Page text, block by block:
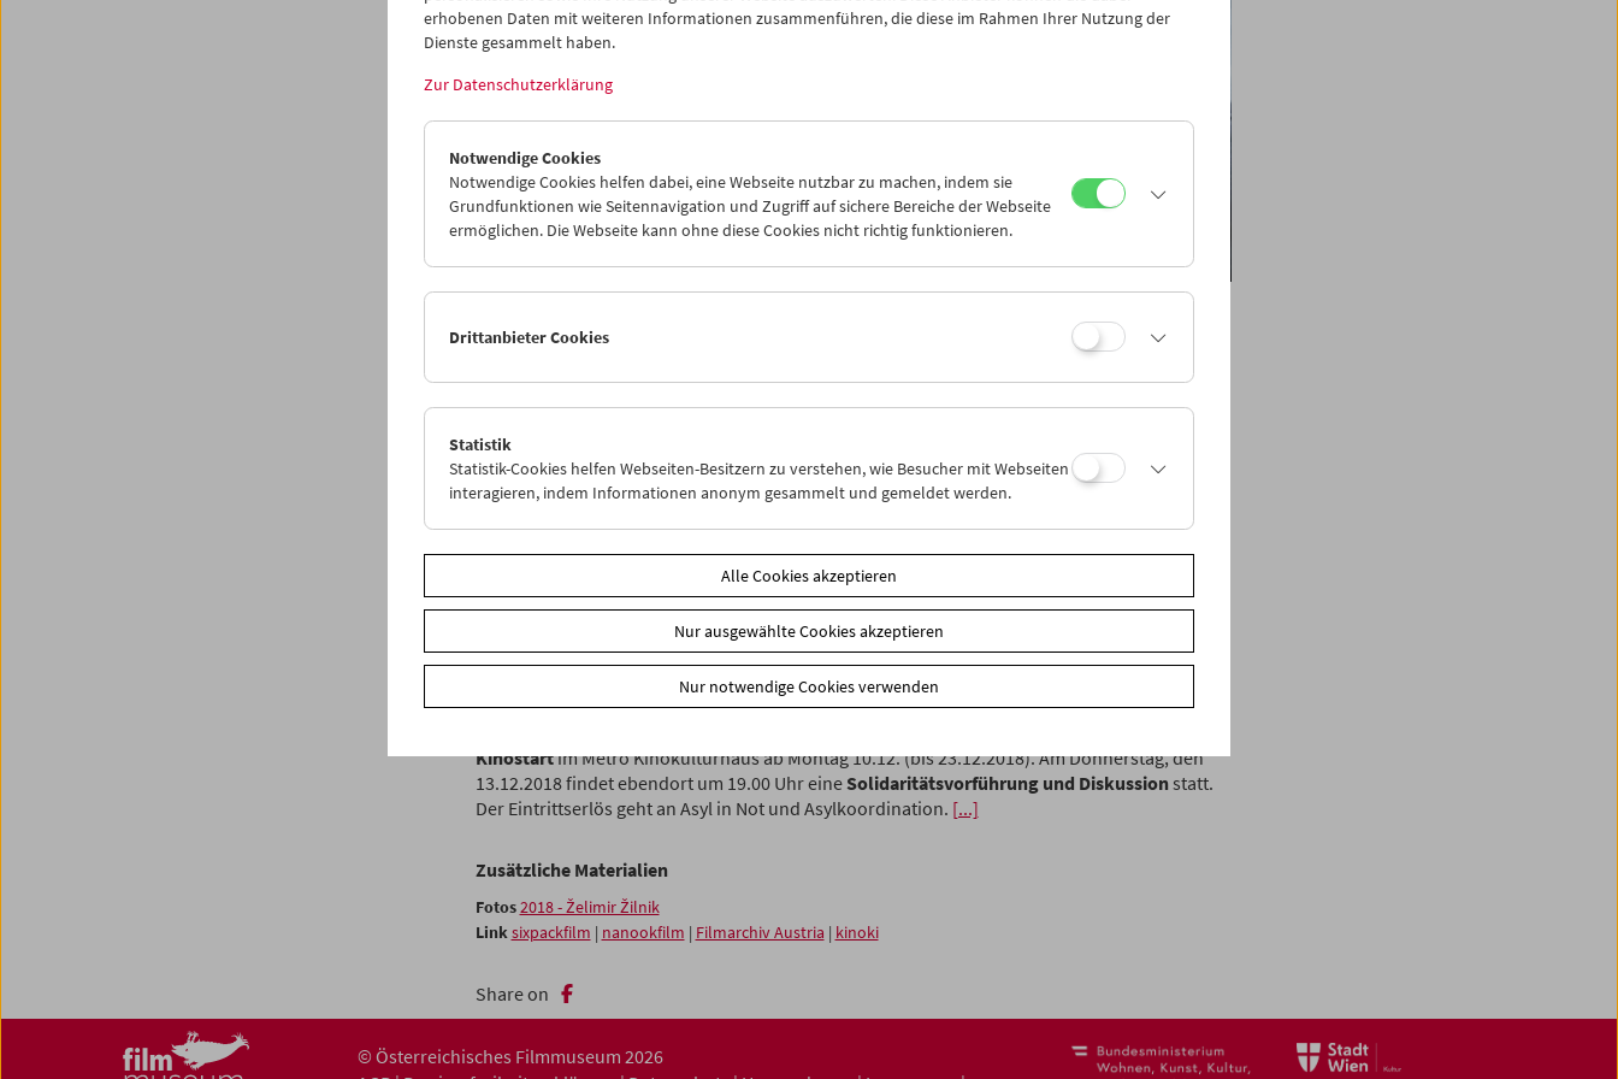
"Das schönste Land der Welt" von Želimir Žilnik
9. Dezember 2018
Želimir Žilnik, ein Vertreter der sogenannten "Schwarzen Welle" des früheren Jugoslawiens,
präsentiert seinen neuen Film. In Wien gedreht folgt er einer Gruppe junger Geflüchteter und
ihren Geschichten. Das Drehbuch hat Žilnik gemeinsam mit den Protagonist/innen entwickelt:
politisches Kino auf Augenhöhe.
In Anwesenheit von Želimir Žilnik und Schauspieler/innen
Die Premiere findet in Zusammenarbeit mit sixpackfilm, nanookfilm, Filmarchiv Austria und
kinoki statt.
Kinostartim Metro Kinokulturhaus ab Montag 10.12. (bis 23.12.2018). Am Donnerstag, den
13.12.2018 findet ebendort um 19.00 Uhr eineSolidaritätsvorführung und Diskussionstatt.
Der Eintrittserlös geht an Asyl in Not und Asylkoordination. [...]
Zusätzliche Materialien
Fotos2018 - Želimir Žilnik
Linksixpackfilm | nanookfilm | Filmarchiv Austria | kinoki
Share on
© Österreichisches Filmmuseum 2026
erhobenen Daten mit weiteren Informationen zusammenführen, die diese im Rahmen Ihrer Nutzung der
Dienste gesammelt haben.
Zur Datenschutzerklärung
Notwendige Cookies
Notwendige Cookies helfen dabei, eine Webseite nutzbar zu machen, indem sie
Grundfunktionen wie Seitennavigation und Zugriff auf sichere Bereiche der Webseite
ermöglichen. Die Webseite kann ohne diese Cookies nicht richtig funktionieren.
Drittanbieter Cookies
Statistik
Statistik-Cookies helfen Webseiten-Besitzern zu verstehen, wie Besucher mit Webseiten
interagieren, indem Informationen anonym gesammelt und gemeldet werden.
Alle Cookies akzeptieren
Nur ausgewählte Cookies akzeptieren
Nur notwendige Cookies verwenden